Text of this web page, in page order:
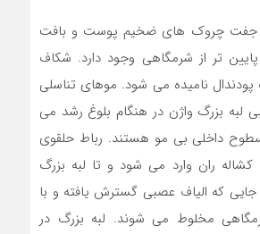
جفت چروک های ضخیم پوست و بافت
تر از شرمگاهی وجود دارد. شکاف
نامیده می شود. موهای تناسلی
لبه بزرگ واژن در هنگام بلوغ رشد می
داخلی بی مو هستند. رباط حلقوی
کشاله ران وارد می شود و تا لبه بزرگ
جایی که الیاف عصبی گسترش یافته و با
مخلوط می شوند. لبه بزرگ در